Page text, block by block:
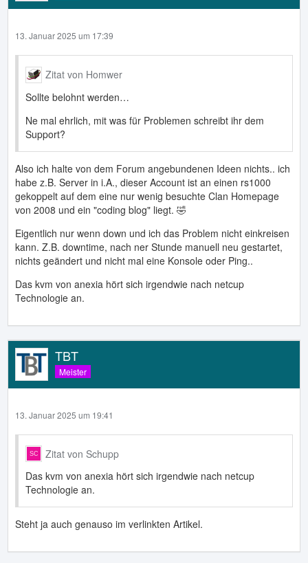
13. Januar 2025 um 17:39
Zitat von Homwer
Sollte belohnt werden…
Ne mal ehrlich, mit was für Problemen schreibt ihr dem
Support?
Also ich halte von dem Forum angebundenen Ideen nichts.. ich
habe z.B. Server in i.A., dieser Account ist an einen rs1000
gekoppelt auf dem eine nur wenig besuchte Clan Homepage
von 2008 und ein "coding blog" liegt. 🤣
Eigentlich nur wenn down und ich das Problem nicht einkreisen
kann. Z.B. downtime, nach ner Stunde manuell neu gestartet,
nichts geändert und nicht mal eine Konsole oder Ping..
Das kvm von anexia hört sich irgendwie nach netcup
Technologie an.
TBT
Meister
13. Januar 2025 um 19:41
Zitat von Schupp
Das kvm von anexia hört sich irgendwie nach netcup
Technologie an.
Steht ja auch genauso im verlinkten Artikel.